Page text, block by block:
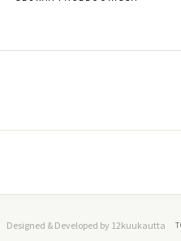
Designed & Developed by 12kuukautta